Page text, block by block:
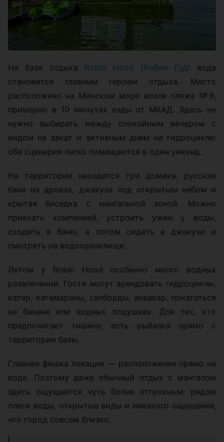
На базе отдыха Robin Hood (Робин Гуд) вода
становится главным героем отдыха. Место
расположено на Минском море возле пляжа №9,
примерно в 10 минутах езды от МКАД. Здесь не
нужно выбирать между спокойным вечером с
видом на закат и активным днем на гидроцикле:
оба сценария легко помещаются в один уикенд.
На территории находятся три домика, русская
баня на дровах, джакузи под открытым небом и
крытая беседка с мангальной зоной. Можно
приехать компанией, устроить ужин у воды,
сходить в баню, а потом сидеть в джакузи и
смотреть на водохранилище.
Летом у Robin Hood особенно много водных
развлечений. Гости могут арендовать гидроциклы,
катер, катамараны, сапборды, аквакар, покататься
на банане или водных подушках. Для тех, кто
предпочитает тишину, есть рыбалка прямо с
территории базы.
Главная фишка локации — расположение прямо на
воде. Поэтому даже обычный отдых с мангалом
здесь ощущается чуть более отпускным: рядом
плеск воды, открытые виды и никакого ощущения,
что город совсем близко.